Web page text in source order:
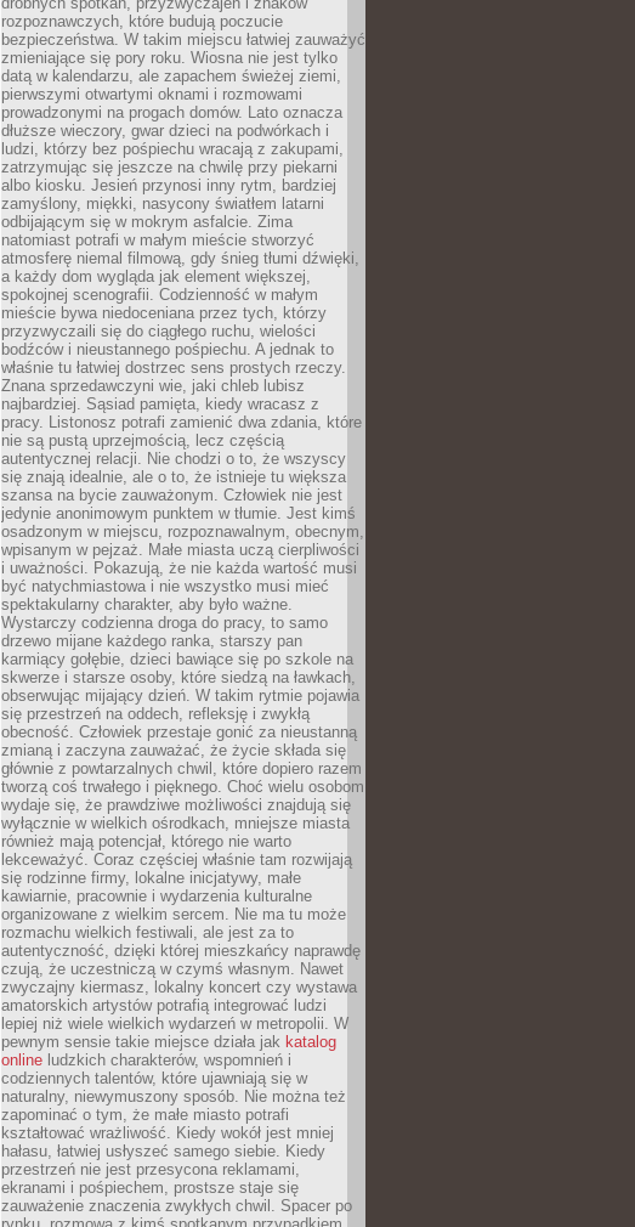
rozpoznawczych, które budują poczucie
bezpieczeństwa. W takim miejscu łatwiej zauważyć
zmieniające się pory roku. Wiosna nie jest tylko
datą w kalendarzu, ale zapachem świeżej ziemi,
pierwszymi otwartymi oknami i rozmowami
prowadzonymi na progach domów. Lato oznacza
dłuższe wieczory, gwar dzieci na podwórkach i
ludzi, którzy bez pośpiechu wracają z zakupami,
zatrzymując się jeszcze na chwilę przy piekarni
albo kiosku. Jesień przynosi inny rytm, bardziej
zamyślony, miękki, nasycony światłem latarni
odbijającym się w mokrym asfalcie. Zima
natomiast potrafi w małym mieście stworzyć
atmosferę niemal filmową, gdy śnieg tłumi dźwięki,
a każdy dom wygląda jak element większej,
spokojnej scenografii. Codzienność w małym
mieście bywa niedoceniana przez tych, którzy
przyzwyczaili się do ciągłego ruchu, wielości
bodźców i nieustannego pośpiechu. A jednak to
właśnie tu łatwiej dostrzec sens prostych rzeczy.
Znana sprzedawczyni wie, jaki chleb lubisz
najbardziej. Sąsiad pamięta, kiedy wracasz z
pracy. Listonosz potrafi zamienić dwa zdania, które
nie są pustą uprzejmością, lecz częścią
autentycznej relacji. Nie chodzi o to, że wszyscy
się znają idealnie, ale o to, że istnieje tu większa
szansa na bycie zauważonym. Człowiek nie jest
jedynie anonimowym punktem w tłumie. Jest kimś
osadzonym w miejscu, rozpoznawalnym, obecnym,
wpisanym w pejzaż. Małe miasta uczą cierpliwości
i uważności. Pokazują, że nie każda wartość musi
być natychmiastowa i nie wszystko musi mieć
spektakularny charakter, aby było ważne.
Wystarczy codzienna droga do pracy, to samo
drzewo mijane każdego ranka, starszy pan
karmiący gołębie, dzieci bawiące się po szkole na
skwerze i starsze osoby, które siedzą na ławkach,
obserwując mijający dzień. W takim rytmie pojawia
się przestrzeń na oddech, refleksję i zwykłą
obecność. Człowiek przestaje gonić za nieustanną
zmianą i zaczyna zauważać, że życie składa się
głównie z powtarzalnych chwil, które dopiero razem
tworzą coś trwałego i pięknego. Choć wielu osobom
wydaje się, że prawdziwe możliwości znajdują się
wyłącznie w wielkich ośrodkach, mniejsze miasta
również mają potencjał, którego nie warto
lekceważyć. Coraz częściej właśnie tam rozwijają
się rodzinne firmy, lokalne inicjatywy, małe
kawiarnie, pracownie i wydarzenia kulturalne
organizowane z wielkim sercem. Nie ma tu może
rozmachu wielkich festiwali, ale jest za to
autentyczność, dzięki której mieszkańcy naprawdę
czują, że uczestniczą w czymś własnym. Nawet
zwyczajny kiermasz, lokalny koncert czy wystawa
amatorskich artystów potrafią integrować ludzi
lepiej niż wiele wielkich wydarzeń w metropolii. W
pewnym sensie takie miejsce działa jak katalog
online ludzkich charakterów, wspomnień i
codziennych talentów, które ujawniają się w
naturalny, niewymuszony sposób. Nie można też
zapominać o tym, że małe miasto potrafi
kształtować wrażliwość. Kiedy wokół jest mniej
hałasu, łatwiej usłyszeć samego siebie. Kiedy
przestrzeń nie jest przesycona reklamami,
ekranami i pośpiechem, prostsze staje się
zauważenie znaczenia zwykłych chwil. Spacer po